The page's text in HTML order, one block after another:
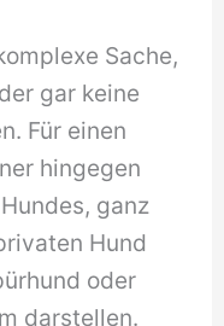
Sache,
gar keine
Für einen
hingegen
ganz
Hund
oder
darstellen.